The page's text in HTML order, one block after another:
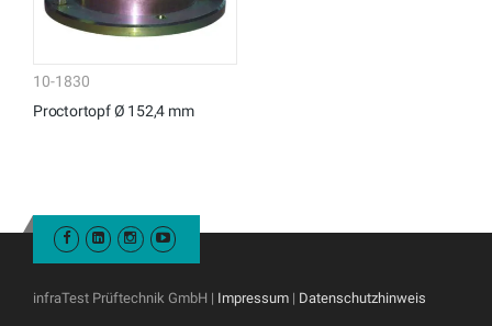
10-1830
Proctortopf Ø 152,4 mm
infraTest Prüftechnik GmbH | Impressum | Datenschutzhinweis